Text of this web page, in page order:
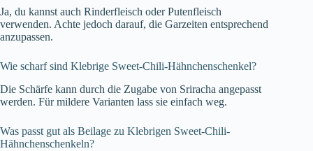
Ja, du kannst auch Rinderfleisch oder Putenfleisch
verwenden. Achte jedoch darauf, die Garzeiten entsprechend
anzupassen.
Wie scharf sind Klebrige Sweet-Chili-Hähnchenschenkel?
Die Schärfe kann durch die Zugabe von Sriracha angepasst
werden. Für mildere Varianten lass sie einfach weg.
Was passt gut als Beilage zu Klebrigen Sweet-Chili-
Hähnchenschenkeln?